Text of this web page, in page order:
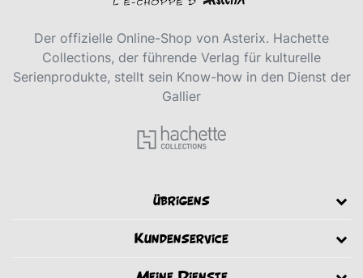
Der offizielle Online-Shop von Asterix. Hachette
Collections, der führende Verlag für kulturelle
Serienprodukte, stellt sein Know-how in den Dienst der
Gallier
übrigens
Kundenservice